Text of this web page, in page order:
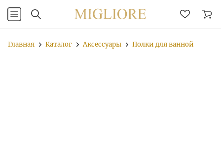
Главная Каталог Аксессуары Полки для ванной